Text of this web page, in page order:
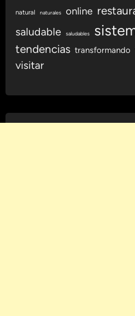
natural naturales online
saludable saludables
tendencias transformando
visitar